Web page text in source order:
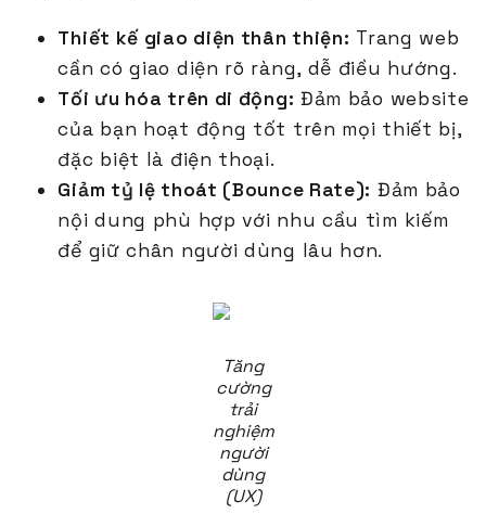
Thiết kế giao diện thân thiện: Trang web
cần có giao diện rõ ràng, dễ điều hướng.
Tối ưu hóa trên di động: Đảm bảo website
của bạn hoạt động tốt trên mọi thiết bị,
đặc biệt là điện thoại.
Giảm tỷ lệ thoát (Bounce Rate): Đảm bảo
nội dung phù hợp với nhu cầu tìm kiếm
để giữ chân người dùng lâu hơn.
Tăng
cường
trải
nghiệm
người
dùng
(UX)